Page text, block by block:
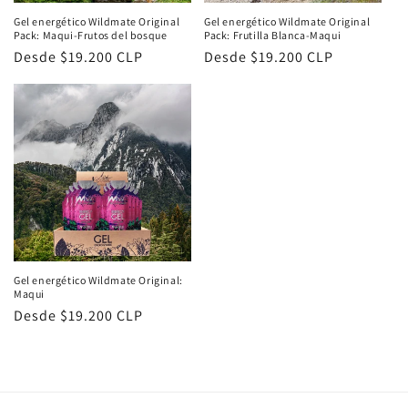
Gel energético Wildmate Original
Pack: Maqui-Frutos del bosque
Precio
Desde $19.200 CLP
Gel energético Wildmate Original
Pack: Frutilla Blanca-Maqui
Precio
Desde $19.200 CLP
Gel energético Wildmate Original:
Maqui
Precio
Desde $19.200 CLP